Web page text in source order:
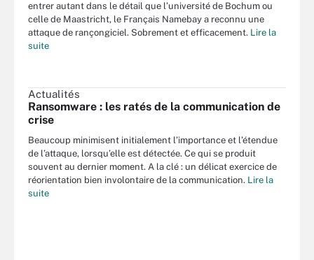
entrer autant dans le détail que l’université de Bochum ou
celle de Maastricht, le Français Namebay a reconnu une
attaque de rançongiciel. Sobrement et efficacement. Lire la
suite
Actualités
Ransomware : les ratés de la communication de
crise
Beaucoup minimisent initialement l’importance et l’étendue
de l’attaque, lorsqu’elle est détectée. Ce qui se produit
souvent au dernier moment. A la clé : un délicat exercice de
réorientation bien involontaire de la communication. Lire la
suite